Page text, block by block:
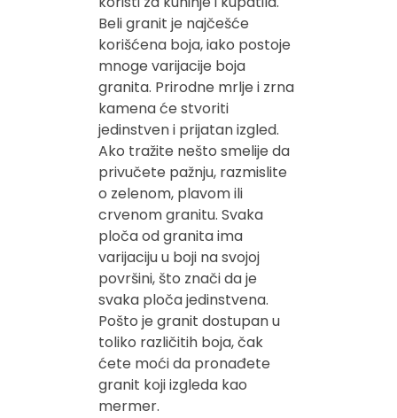
Beli granit je najčešće
korišćena boja, iako postoje
mnoge varijacije boja
granita. Prirodne mrlje i zrna
kamena će stvoriti
jedinstven i prijatan izgled.
Ako tražite nešto smelije da
privučete pažnju, razmislite
o zelenom, plavom ili
crvenom granitu. Svaka
ploča od granita ima
varijaciju u boji na svojoj
površini, što znači da je
svaka ploča jedinstvena.
Pošto je granit dostupan u
toliko različitih boja, čak
ćete moći da pronađete
granit koji izgleda kao
mermer.